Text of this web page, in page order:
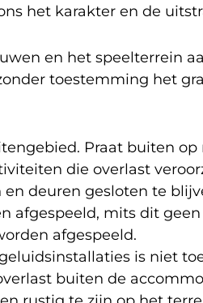
het karakter en de
en het speelterrein
toestemming het
Praat buiten
die overlast
en deuren gesloten te
afgespeeld, mits dit
afgespeeld.
is niet
buiten de